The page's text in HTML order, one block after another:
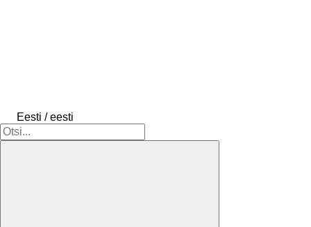
Eesti / eesti